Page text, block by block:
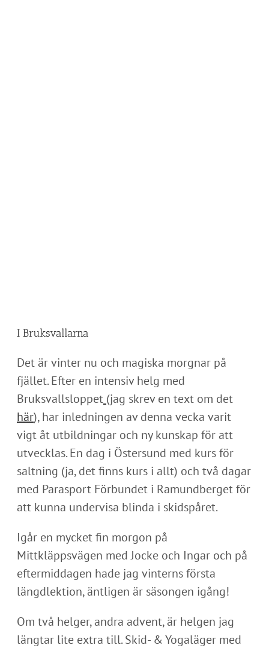
I Bruksvallarna
Det är vinter nu och magiska morgnar på
fjället. Efter en intensiv helg med
Bruksvallsloppet (jag skrev en text om det
här), har inledningen av denna vecka varit
vigt åt utbildningar och ny kunskap för att
utvecklas. En dag i Östersund med kurs för
saltning (ja, det finns kurs i allt) och två dagar
med Parasport Förbundet i Ramundberget för
att kunna undervisa blinda i skidspåret.
Igår en mycket fin morgon på
Mittkläppsvägen med Jocke och Ingar och på
eftermiddagen hade jag vinterns första
längdlektion, äntligen är säsongen igång!
Om två helger, andra advent, är helgen jag
längtar lite extra till. Skid- & Yogaläger med